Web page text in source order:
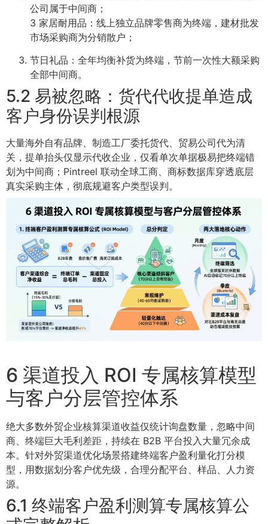
公司属于中间商；
3 家居耐用品：线上独立品牌零售商为终端，建材批发
市场采购商为分销散户；
节日礼品：全年均衡补货为终端，节前一次性大额采购
全部中间商。
5.2 易被忽略：货代代收提单造成
客户身份误判根源
大量海外自有品牌、制造工厂委托货代、贸易公司代为清
关，提单抬头仅显示代收企业，仅看单次单据极易把终端错
划为中间商；Pintreel 联动全球工商、商标数据库穿透底层
真实采购主体，彻底规避客户类型误判。
6 渠道投入 ROI 专属核算模型
与客户分层管控体系
绝大多数外贸企业核算渠道收益仅统计询盘数量，忽略中间
商、终端巨大毛利差距，持续在 B2B 平台投入大量冗余成
本。针对外贸渠道优化场景搭建终端客户盈利量化打分模
型，用数据划分客户优先级，合理分配平台、样品、人力资
源。
6.1 终端客户盈利测算专属核算公